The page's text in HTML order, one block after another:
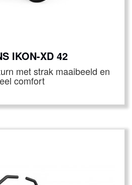
IKON-XD 42
met strak maaibeeld en
comfort